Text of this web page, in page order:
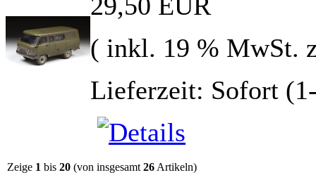
( inkl. 19 % MwSt.
Lieferzeit: Sofort
Zeige 1 bis 20 (von insgesamt 26 Artikeln)